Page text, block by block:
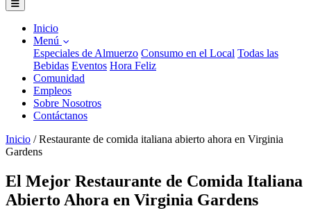
Inicio
Menú
Especiales de Almuerzo Consumo en el Local Todas las
Bebidas Eventos Hora Feliz
Comunidad
Empleos
Sobre Nosotros
Contáctanos
Inicio / Restaurante de comida italiana abierto ahora en Virginia
Gardens
El Mejor Restaurante de Comida Italiana
Abierto Ahora en Virginia Gardens